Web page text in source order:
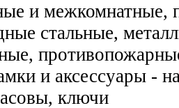
и межкомнатные,
стальные,
и аксессуары -
ключи